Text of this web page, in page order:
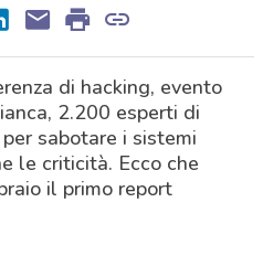
di hacking, evento
2.200 esperti di
sabotare i sistemi
le criticità. Ecco che
il primo report